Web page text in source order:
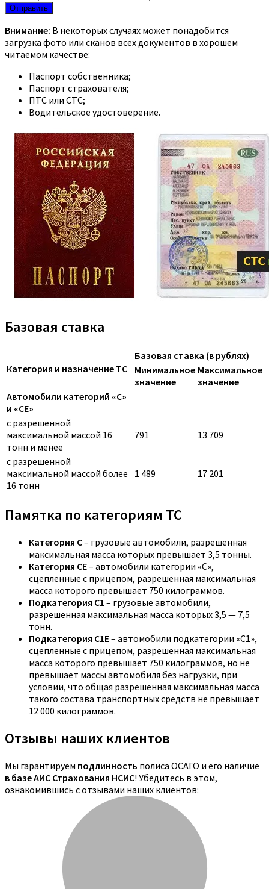
Отправить
Внимание: В некоторых случаях может понадобится
загрузка фото или сканов всех документов в хорошем
читаемом качестве:
Паспорт собственника;
Паспорт страхователя;
ПТС или СТС;
Водительское удостоверение.
Базовая ставка
Категория и назначение ТС
Базовая ставка (в рублях)
Минимальное
значение
Максимальное
значение
Автомобили категорий «C»
и «CE»
с разрешенной
максимальной массой 16
тонн и менее
791 13 709
с разрешенной
максимальной массой более
16 тонн
1 489 17 201
Памятка по категориям ТС
Категория C– грузовые автомобили, разрешенная
максимальная масса которых превышает 3,5 тонны.
Категория CE– автомобили категории «С»,
сцепленные с прицепом, разрешенная максимальная
масса которого превышает 750 килограммов.
Подкатегория C1 – грузовые автомобили,
разрешенная максимальная масса которых 3,5 — 7,5
тонн.
Подкатегория C1E– автомобили подкатегории «С1»,
сцепленные с прицепом, разрешенная максимальная
масса которого превышает 750 килограммов, но не
превышает массы автомобиля без нагрузки, при
условии, что общая разрешенная максимальная масса
такого состава транспортных средств не превышает
12 000 килограммов.
Отзывы наших клиентов
Мы гарантируем подлинность полиса ОСАГО и его наличие
в базе АИС Страхования НСИС! Убедитесь в этом,
ознакомившись с отзывами наших клиентов: